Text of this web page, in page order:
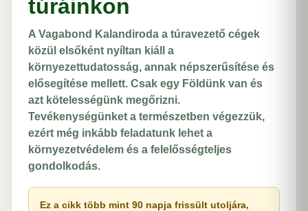
túráinkon
A Vagabond Kalandiroda a túravezető cégek
közül elsőként nyíltan kiáll a
környezettudatosság, annak népszerűsítése és
elősegítése mellett. Csak egy Földünk van és
azt kötelességünk megőrizni.
Tevékenységünket a természetben végezzük,
ezért még inkább feladatunk lehet a
környezetvédelem és a felelősségteljes
gondolkodás.
Ez a cikk több mint 90 napja frissült utoljára,